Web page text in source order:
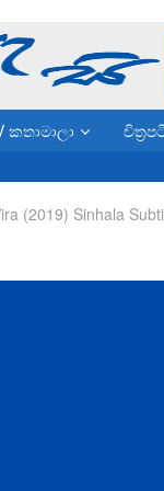
කතාමාලා
(2019) Sinhala